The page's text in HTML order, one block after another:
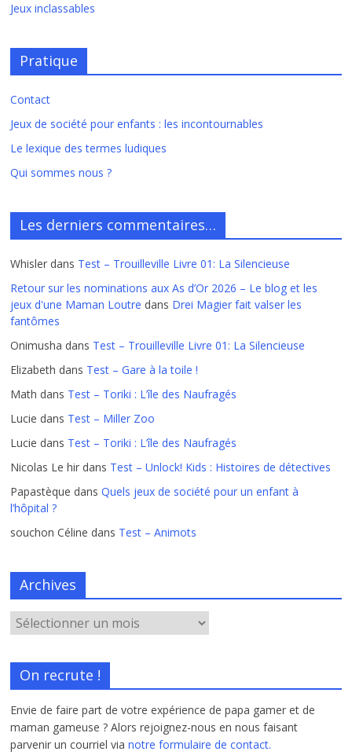
Jeux inclassables
Pratique
Contact
Jeux de société pour enfants : les incontournables
Le lexique des termes ludiques
Qui sommes nous ?
Les derniers commentaires…
Whisler dans Test – Trouilleville Livre 01: La Silencieuse
Retour sur les nominations aux As d’Or 2026 – Le blog et les
jeux d'une Maman Loutre dans Drei Magier fait valser les
fantômes
Onimusha dans Test – Trouilleville Livre 01: La Silencieuse
Elizabeth dans Test – Gare à la toile !
Math dans Test – Toriki : L’île des Naufragés
Lucie dans Test – Miller Zoo
Lucie dans Test – Toriki : L’île des Naufragés
Nicolas Le hir dans Test – Unlock! Kids : Histoires de détectives
Papastèque dansQuels jeux de société pour un enfant à
l’hôpital ?
souchon Céline dans Test – Animots
Archives
On recrute !
Envie de faire part de votre expérience de papa gamer et de
maman gameuse ? Alors rejoignez-nous en nous faisant
parvenir un courriel vianotre formulaire de contact.